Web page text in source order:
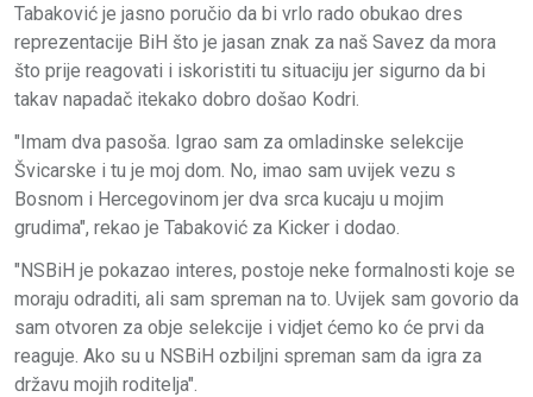
Tabaković je jasno poručio da bi vrlo rado obukao dres
reprezentacije BiH što je jasan znak za naš Savez da mora
što prije reagovati i iskoristiti tu situaciju jer sigurno da bi
takav napadač itekako dobro došao Kodri.
"Imam dva pasoša. Igrao sam za omladinske selekcije
Švicarske i tu je moj dom. No, imao sam uvijek vezu s
Bosnom i Hercegovinom jer dva srca kucaju u mojim
grudima", rekao je Tabaković za Kicker i dodao.
"NSBiH je pokazao interes, postoje neke formalnosti koje se
moraju odraditi, ali sam spreman na to. Uvijek sam govorio da
sam otvoren za obje selekcije i vidjet ćemo ko će prvi da
reaguje. Ako su u NSBiH ozbiljni spreman sam da igra za
državu mojih roditelja".